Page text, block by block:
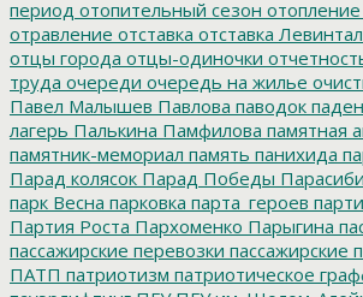
период отопительный сезон отопление
отравление отставка отставка
отцы города отцы-одиночки
труда очереди очередь на жилье
Павел Малышев Павлова паводок
лагерь Палькина Памфилова памятная
памятник-мемориал память панихида
Парад колясок Парад Победы
парк Весна парковка парта_героев
Партия Роста Пархоменко Парыгина
пассажирские перевозки пассажирские
ПАТП патриотизм патриотическое